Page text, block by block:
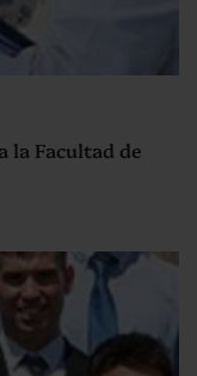
la Facultad de